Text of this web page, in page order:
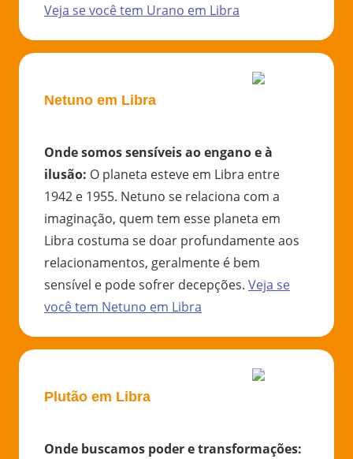
Veja se você tem Urano em Libra
Netuno em Libra
Onde somos sensíveis ao engano e à
ilusão: O planeta esteve em Libra entre
1942 e 1955. Netuno se relaciona com a
imaginação, quem tem esse planeta em
Libra costuma se doar profundamente aos
relacionamentos, geralmente é bem
sensível e pode sofrer decepções. Veja se
você tem Netuno em Libra
Plutão em Libra
Onde buscamos poder e transformações: